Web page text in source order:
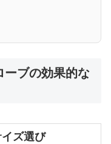
ブの効果的な
ズ選び